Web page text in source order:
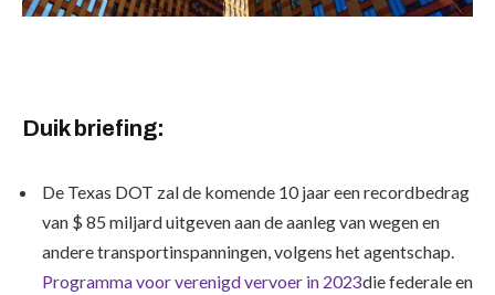
Duik briefing:
De Texas DOT zal de komende 10 jaar een recordbedrag
van $ 85 miljard uitgeven aan de aanleg van wegen en
andere transportinspanningen, volgens het agentschap.
Programma voor verenigd vervoer in 2023die federale en